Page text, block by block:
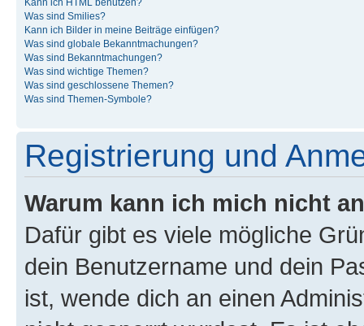
Was sind Smilies?
Kann ich Bilder in meine Beiträge einfügen?
Was sind globale Bekanntmachungen?
Was sind Bekanntmachungen?
Was sind wichtige Themen?
Was sind geschlossene Themen?
Was sind Themen-Symbole?
Registrierung und
Warum kann ich mich nicht
Dafür gibt es viele mögliche
dein Benutzername und dein
ist, wende dich an einen